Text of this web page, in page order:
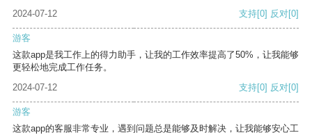
2024-07-12
支持[0] 反对[0]
游客
这款app是我工作上的得力助手，让我的工作效率提高了50%，让我能够
更轻松地完成工作任务。
2024-07-12
支持[0] 反对[0]
游客
这款app的客服非常专业，遇到问题总是能够及时解决，让我能够安心工